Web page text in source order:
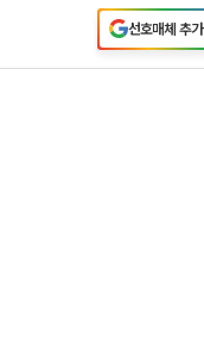
선호매체 추가